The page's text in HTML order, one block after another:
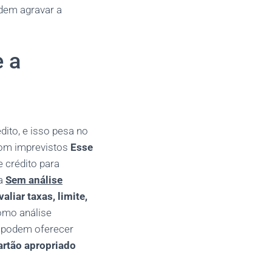
agravar a
a
e isso pesa no
imprevistos Esse
crédito para
Sem análise
taxas, limite,
análise
oferecer
apropriado